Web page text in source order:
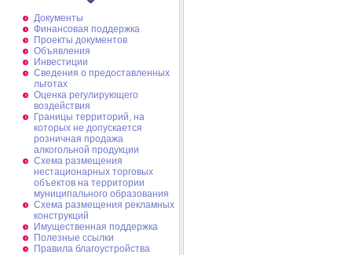
Документы
Финансовая поддержка
Проекты документов
Объявления
Инвестиции
Сведения о предоставленных
льготах
Оценка регулирующего
воздействия
Границы территорий, на
которых не допускается
розничная продажа
алкогольной продукции
Схема размещения
нестационарных торговых
объектов на территории
муниципального образования
Схема размещения рекламных
конструкций
Имущественная поддержка
Полезные ссылки
Правила благоустройства